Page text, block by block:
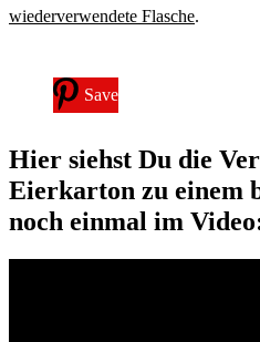
wiederverwendete Flasche.
Save
Hier siehst Du die
Eierkarton zu einem
noch einmal im